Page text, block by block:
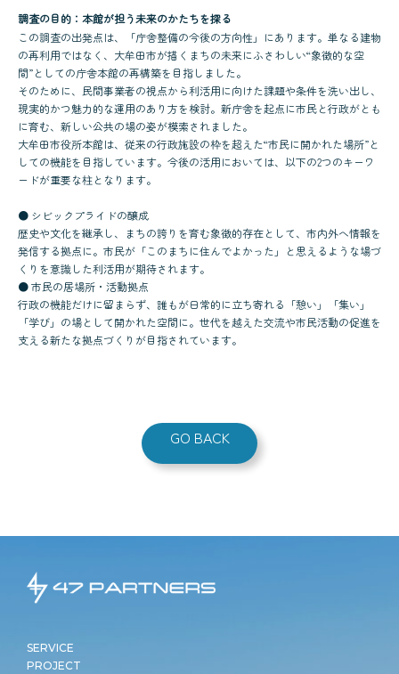
調査の目的：本館が担う未来のかたちを探る
この調査の出発点は、「庁舎整備の今後の方向性」にあります。単なる建物
の再利用ではなく、大牟田市が描くまちの未来にふさわしい“象徴的な空
間”としての庁舎本館の再構築を目指しました。
そのために、民間事業者の視点から利活用に向けた課題や条件を洗い出し、
現実的かつ魅力的な運用のあり方を検討。新庁舎を起点に市民と行政がとも
に育む、新しい公共の場の姿が模索されました。
大牟田市役所本館は、従来の行政施設の枠を超えた“市民に開かれた場所”と
しての機能を目指しています。今後の活用においては、以下の2つのキーワ
ードが重要な柱となります。
● シビックプライドの醸成
歴史や文化を継承し、まちの誇りを育む象徴的存在として、市内外へ情報を
発信する拠点に。市民が「このまちに住んでよかった」と思えるような場づ
くりを意識した利活用が期待されます。
● 市民の居場所・活動拠点
行政の機能だけに留まらず、誰もが日常的に立ち寄れる「憩い」「集い」
「学び」の場として開かれた空間に。世代を越えた交流や市民活動の促進を
支える新たな拠点づくりが目指されています。
GO BACK
SERVICE
PROJECT